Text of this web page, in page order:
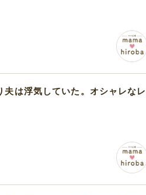
夫は浮気していた。オシャレなレ